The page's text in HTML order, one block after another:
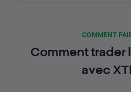
COMMENT
Comment trader
avec